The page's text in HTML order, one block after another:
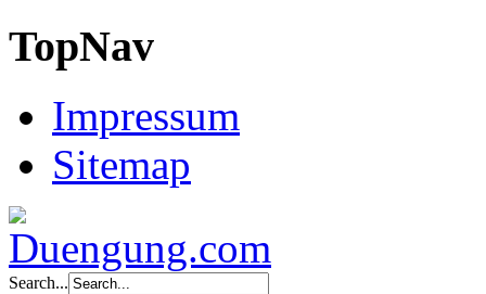
TopNav
Impressum
Sitemap
Search...